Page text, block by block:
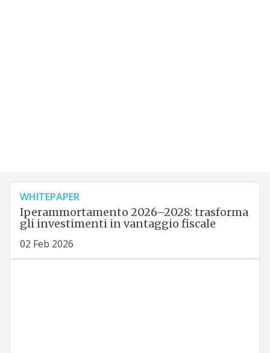
WHITEPAPER
Iperammortamento 2026–2028: trasforma
gli investimenti in vantaggio fiscale
02 Feb 2026